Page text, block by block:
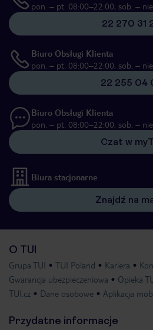
pon. – pt. 08:00–22:00, sob. –
22 270 31
Biuro Obsługi Klienta
pon. – pt. 08:00–22:00, sob. –
22 255 04
Biuro Obsługi Klienta
pon. – pt. 08:00–22:00, sob. –
Czat w
Biura stacjonarne
Znajdź na
O TUI
Grupa TUI TUI Poland Kariera
Gwarancja ubezpieczeniowa
Opieka
TUI.cz
Dane osobowe Aplikacja
Przydatne informacje